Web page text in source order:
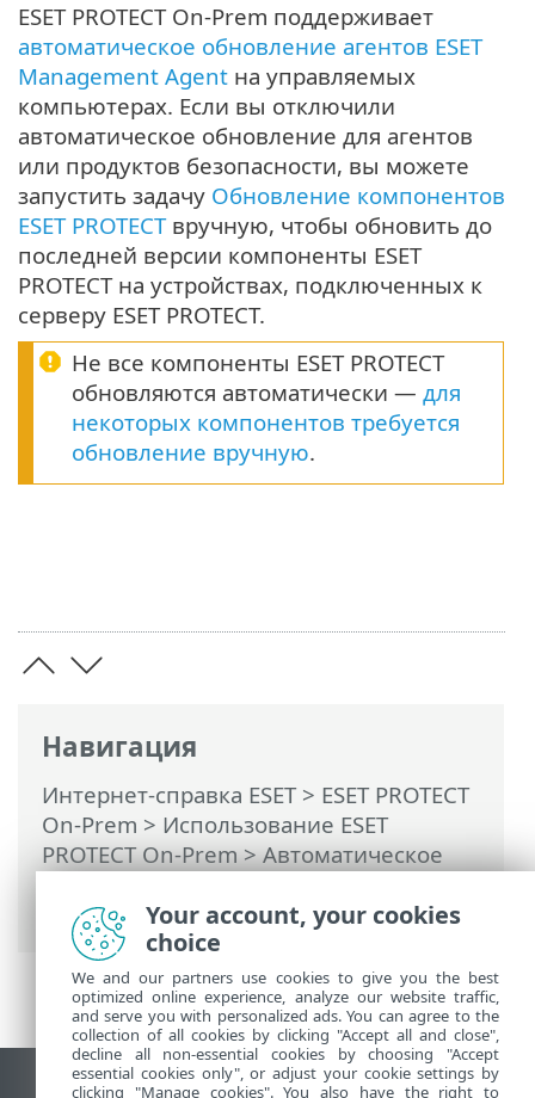
Навигация
Интернет-справка ESET> ESET PROTECT
On-Prem > Использование ESET
PROTECT On-Prem>Автоматическое
PROTECT On-Prem
ESET PROTECT On-Prem поддерживает
автоматическое обновление агентов ESET
Management Agent на управляемых
компьютерах. Если вы отключили
автоматическое обновление для агентов
или продуктов безопасности, вы можете
запустить задачу Обновление компонентов
ESET PROTECTвручную, чтобы обновить до
последней версии компоненты ESET
PROTECT на устройствах, подключенных к
серверу ESET PROTECT.
Не все компоненты ESET PROTECT
обновляются автоматически — для
некоторых компонентов требуется
обновление вручную.
Your account, your cookies
choice
We and our partners use cookies to give you the best
optimized online experience, analyze our website traffic,
and serve you with personalized ads. You can agree to the
collection of all cookies by clicking "Accept all and close",
decline all non-essential cookies by choosing "Accept
essential cookies only", or adjust your cookie settings by
clicking "Manage cookies". You also have the right to